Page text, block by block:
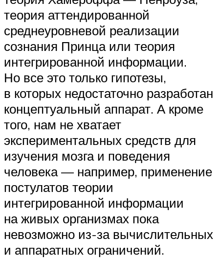
теория аттендированной
среднеуровневой реализации
сознания Принца или теория
интегрированной информации.
Но все это только гипотезы,
в которых недостаточно разработан
концептуальный аппарат. А кроме
того, нам не хватает
экспериментальных средств для
изучения мозга и поведения
человека — например, применение
постулатов теории
интегрированной информации
на живых организмах пока
невозможно из-за вычислительных
и аппаратных ограничений.